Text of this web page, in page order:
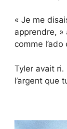
« Je me
apprendre,
comme l’ado
Tyler avait ri.
l’argent que